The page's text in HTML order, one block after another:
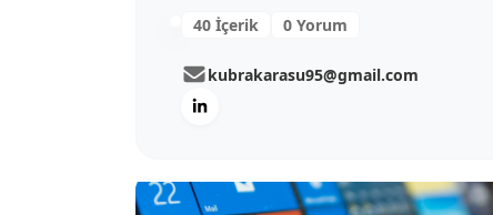
40 İçerik 0 Yorum
kubrakarasu95@gmail.com